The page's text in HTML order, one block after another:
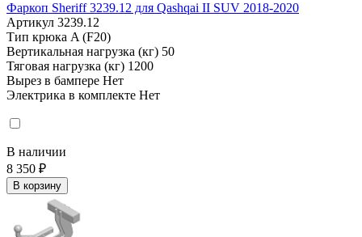
Фаркоп Sheriff 3239.12 для Qashqai II SUV 2018-2020
Артикул 3239.12
Тип крюка A (F20)
Вертикальная нагрузка (кг) 50
Тяговая нагрузка (кг) 1200
Вырез в бампере Нет
Электрика в комплекте Нет
В наличии
8 350 ₽
В корзину